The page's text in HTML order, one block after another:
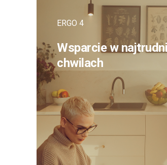
ERGO 4
Wsparcie w
chwilach